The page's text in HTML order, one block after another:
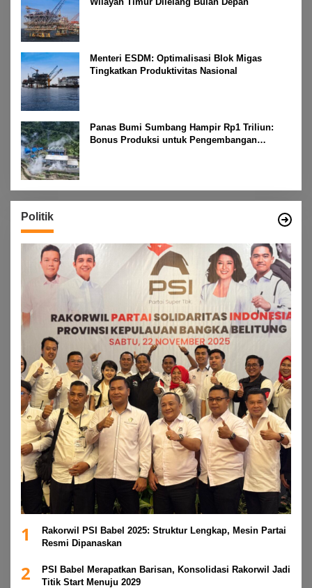
Menteri ESDM: Optimalisasi Blok Migas
Tingkatkan Produktivitas Nasional
Panas Bumi Sumbang Hampir Rp1 Triliun:
Bonus Produksi untuk Pengembangan
Politik
1
Rakorwil PSI Babel 2025: Struktur Lengkap, Mesin Partai
Resmi Dipanaskan
2
PSI Babel Merapatkan Barisan, Konsolidasi Rakorwil Jadi
Titik Start Menuju 2029